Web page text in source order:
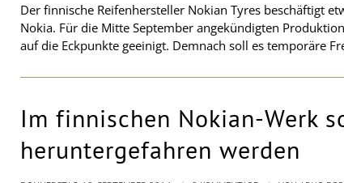
Der finnische Reifenhersteller Nokian Tyres beschäftigt
Nokia. Für die Mitte September angekündigten
auf die Eckpunkte geeinigt. Demnach soll es temporäre
Im finnischen Nokian-Werk
heruntergefahren werden